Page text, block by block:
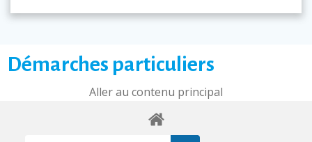
Démarches particuliers
Aller au contenu principal